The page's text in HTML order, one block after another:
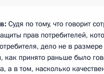
Судя по тому, что говорит
прав потребителей,
дело не в
как принято раньше было
а в том, насколько